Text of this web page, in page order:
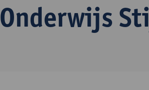
Onderwijs